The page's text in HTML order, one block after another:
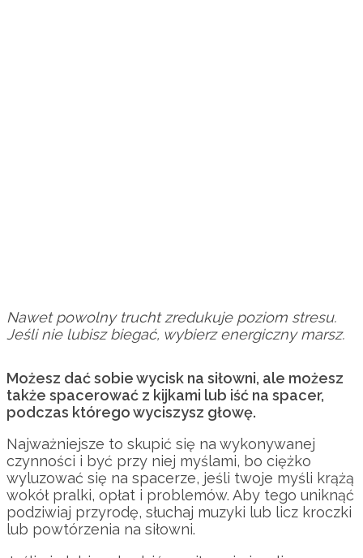
Nawet powolny trucht zredukuje poziom stresu.
Jeśli nie lubisz biegać, wybierz energiczny marsz.
Możesz dać sobie wycisk na siłowni, ale możesz
także spacerować z kijkami lub iść na spacer,
podczas którego wyciszysz głowę.
Najważniejsze to skupić się na wykonywanej
czynności i być przy niej myślami, bo ciężko
wyluzować się na spacerze, jeśli twoje myśli krążą
wokół pralki, opłat i problemów. Aby tego uniknąć
podziwiaj przyrodę, słuchaj muzyki lub licz kroczki
lub powtórzenia na siłowni.